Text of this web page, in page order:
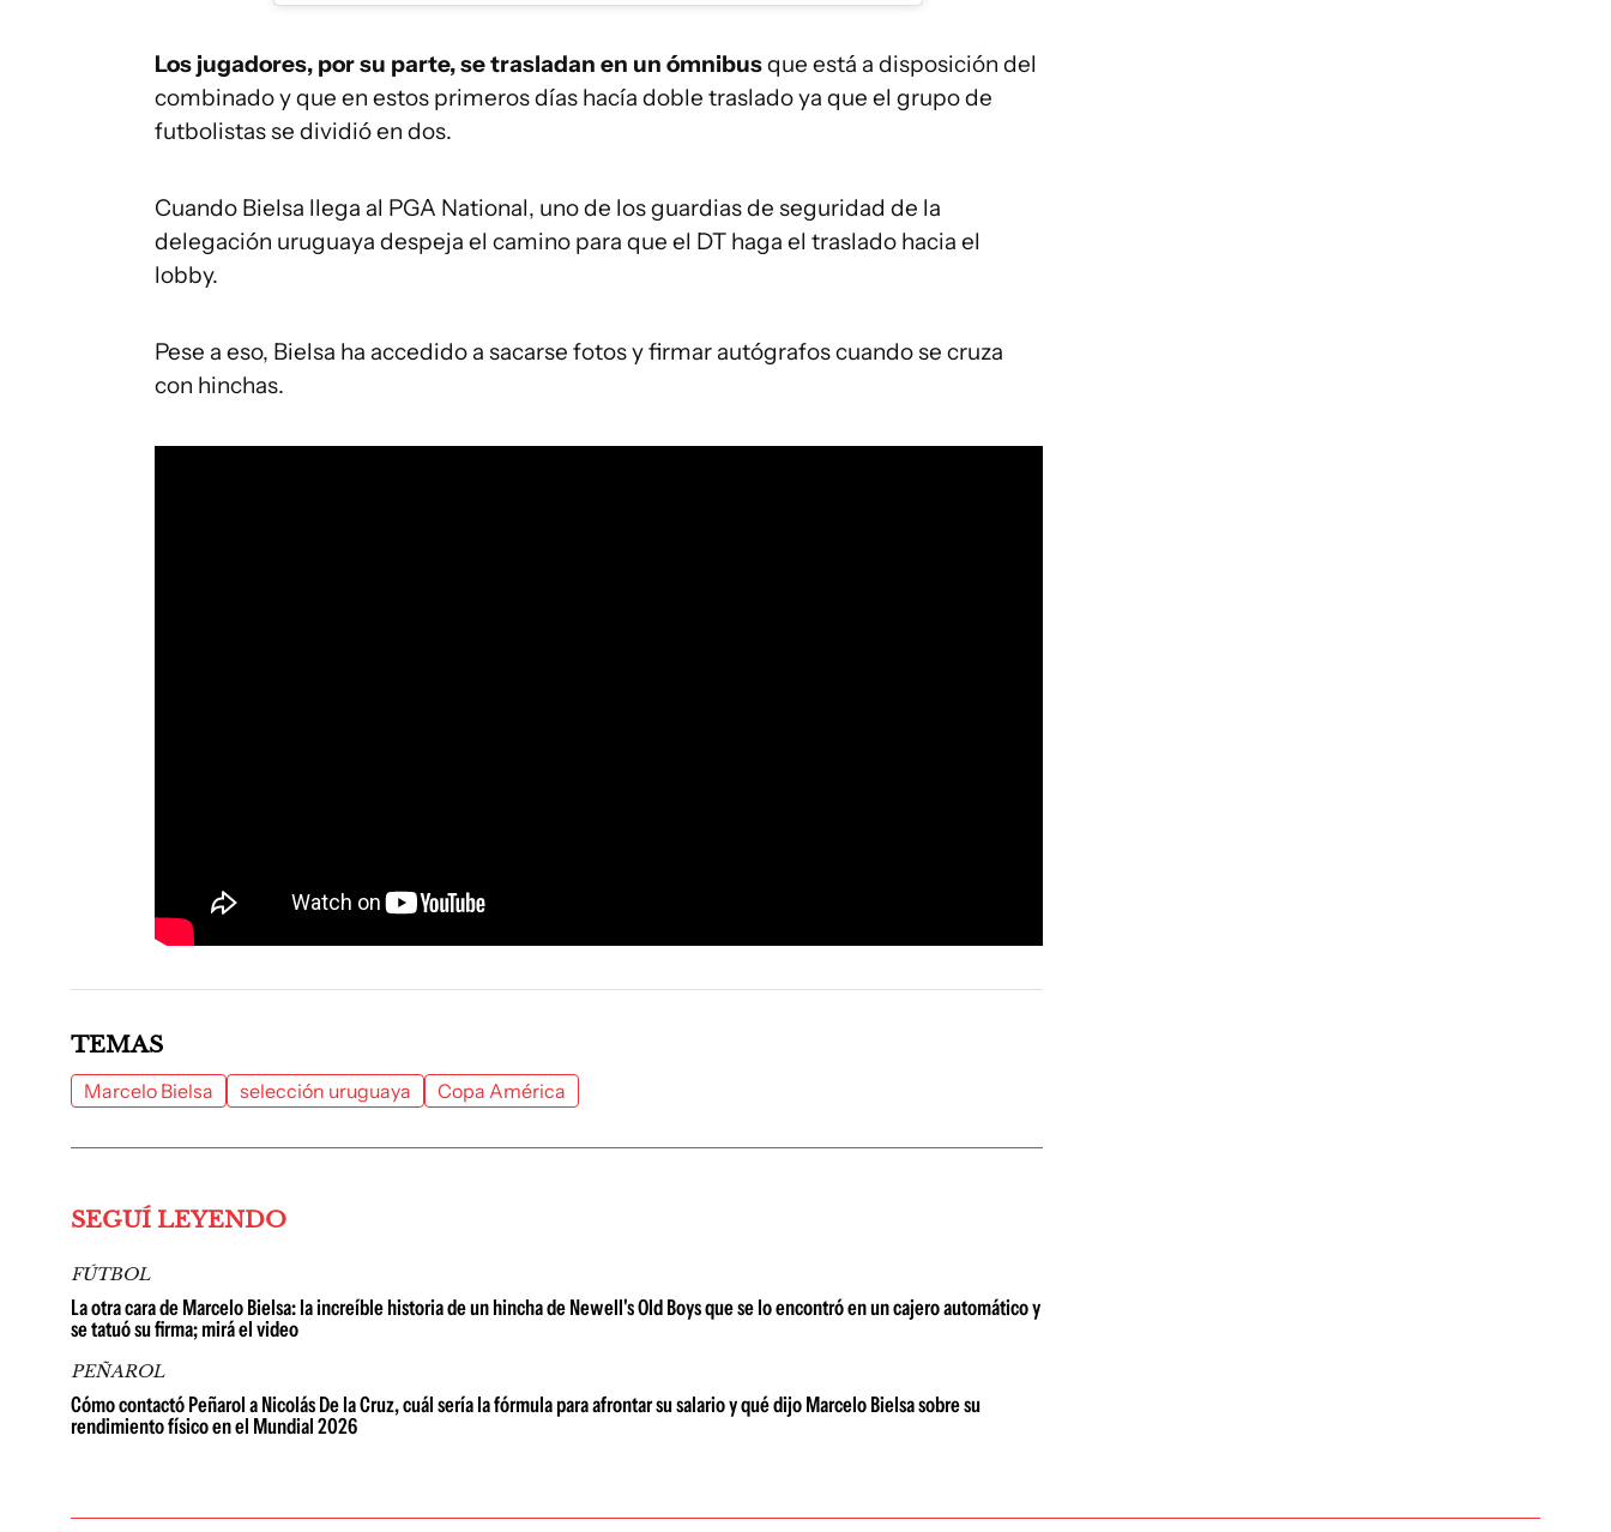
Los jugadores, por su parte, se trasladan en un ómnibusque está a disposición del
combinado y que en estos primeros días hacía doble traslado ya que el grupo de
futbolistas se dividió en dos.
Cuando Bielsa llega al PGA National, uno de los guardias de seguridad de la
delegación uruguaya despeja el camino para que el DT haga el traslado hacia el
lobby.
Pese a eso, Bielsa ha accedido a sacarse fotos y firmar autógrafos cuando se cruza
con hinchas.
TEMAS
Marcelo Bielsa selección uruguaya Copa América
SEGUÍ LEYENDO
FÚTBOL
La otra cara de Marcelo Bielsa: la increíble historia de un hincha de Newell's Old Boys que se lo encontró en un cajero automático y
se tatuó su firma; mirá el video
PEÑAROL
Cómo contactó Peñarol a Nicolás De la Cruz, cuál sería la fórmula para afrontar su salario y qué dijo Marcelo Bielsa sobre su
rendimiento físico en el Mundial 2026